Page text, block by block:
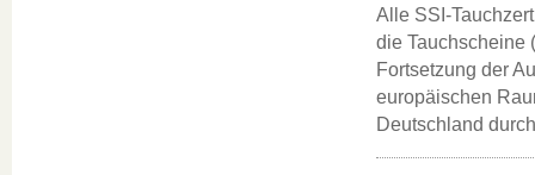
Alle SSI-
die Tauchscheine
Fortsetzung der
europäischen
Deutschland